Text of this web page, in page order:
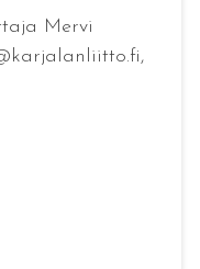
Mervi